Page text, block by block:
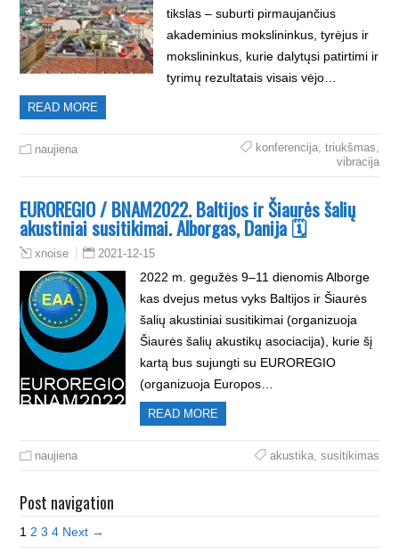
tikslas – suburti pirmaujančius
akademinius mokslininkus, tyrėjus ir
mokslininkus, kurie dalytųsi patirtimi ir
tyrimų rezultatais visais vėjo…
READ MORE
naujiena konferencija, triukšmas,
vibracija
EUROREGIO / BNAM2022. Baltijos ir Šiaurės šalių
akustiniai susitikimai. Alborgas, Danija 🗓
xnoise 2021-12-15
2022 m. gegužės 9–11 dienomis Alborge
kas dvejus metus vyks Baltijos ir Šiaurės
šalių akustiniai susitikimai (organizuoja
Šiaurės šalių akustikų asociacija), kurie šį
kartą bus sujungti su EUROREGIO
(organizuoja Europos…
READ MORE
naujiena akustika, susitikimas
Post navigation
1 2 3 4 Next →